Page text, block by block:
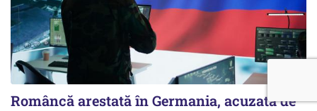
Româncă arestată în Germania, acuzată de